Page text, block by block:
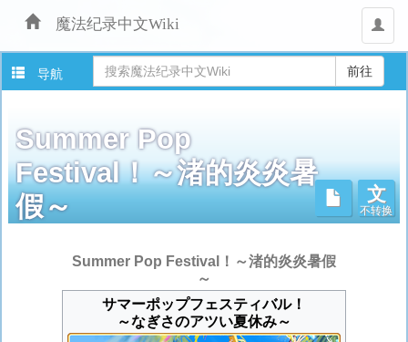
魔法纪录中文Wiki
用
户
导航
Summer Pop
Festival！～渚的炎炎暑
假～
文
不转换
Summer Pop Festival！～渚的炎炎暑假
～
サマーポップフェスティバル！
～なぎさのアツい夏休み～